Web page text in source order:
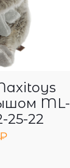
ML-
25-22
₽